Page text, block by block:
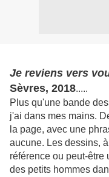
Je reviens vers
Sèvres, 2018.....
Plus qu'une bande
j'ai dans mes mains.
la page, avec une
aucune. Les dessins,
référence ou peut-
des petits hommes